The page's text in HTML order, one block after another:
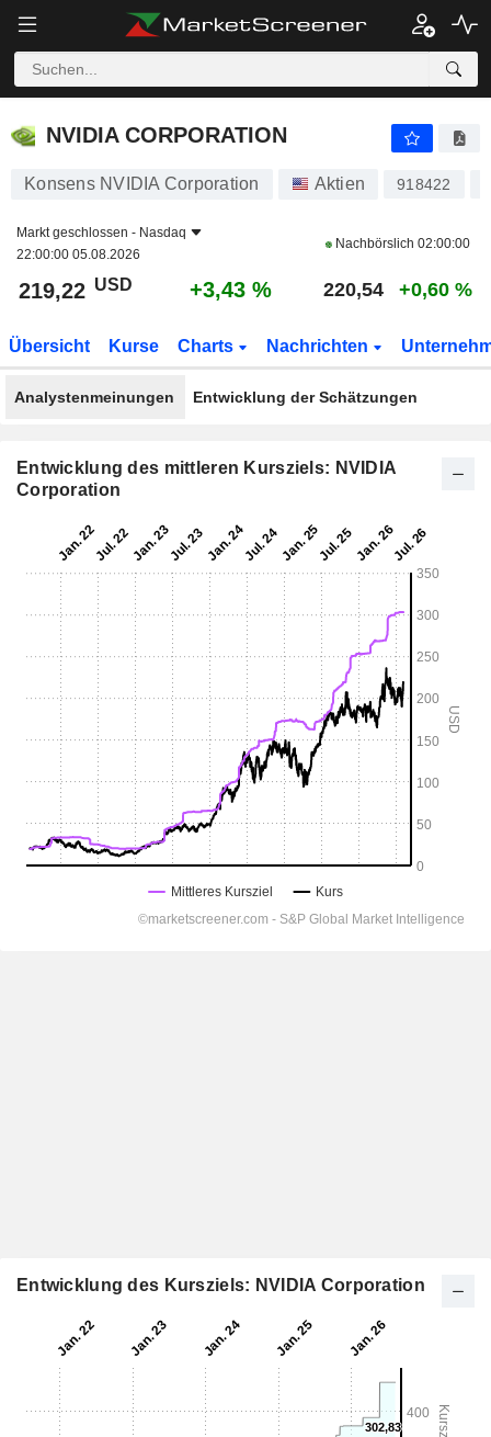
NVIDIA CORPORATION
NVIDIA CORPORATION
Konsens NVIDIA Corporation Aktien 918422
Markt geschlossen - Nasdaq
22:00:00 05.08.2026
Nachbörslich 02:00:00
219,22 USD +3,43 % 220,54 +0,60 %
Übersicht Kurse Charts Nachrichten
Analystenmeinungen Entwicklung der Schätzungen
Entwicklung des mittleren Kursziels: NVIDIA
Corporation
Entwicklung des Kursziels: NVIDIA Corporation